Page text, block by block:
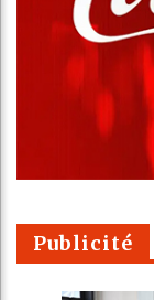
Publicité